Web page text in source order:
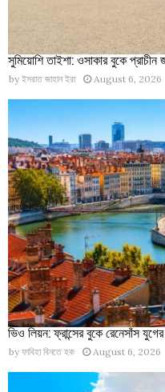
সুমিয়োশি তাইশা: ওসাকার বুকে প্রাচীন
by ইসরাত জাহান ইরা August 6, 2026
ভিও লিয়ন: ফ্রান্সের বুকে রেনেসাঁস
by ফাবিহা বিনতে হক August 6, 2026